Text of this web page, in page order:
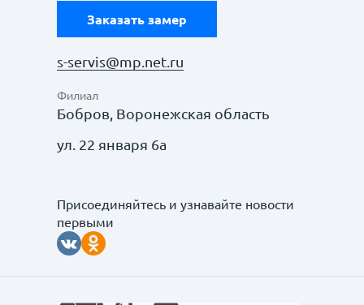
Заказать замер
s-servis@mp.net.ru
Филиал
Бобров, Воронежская область
ул. 22 января 6а
Присоединяйтесь и узнавайте новости
первыми